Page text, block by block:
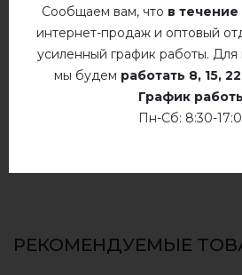
ОТЗЫВЫ О ЗОРЕСЛАВА
Немає відгуків про цей товар.
добавьте свой отзыв о
РЕКОМЕНДУЕМЫЕ
Сухая чистка
Сушить у
Сушить
Сообщаем вам, что в
интернет-продаж и оптовый
усиленный график работы. Для
мы будем работать 8, 15,
График
Пн-Сб: 8:30-